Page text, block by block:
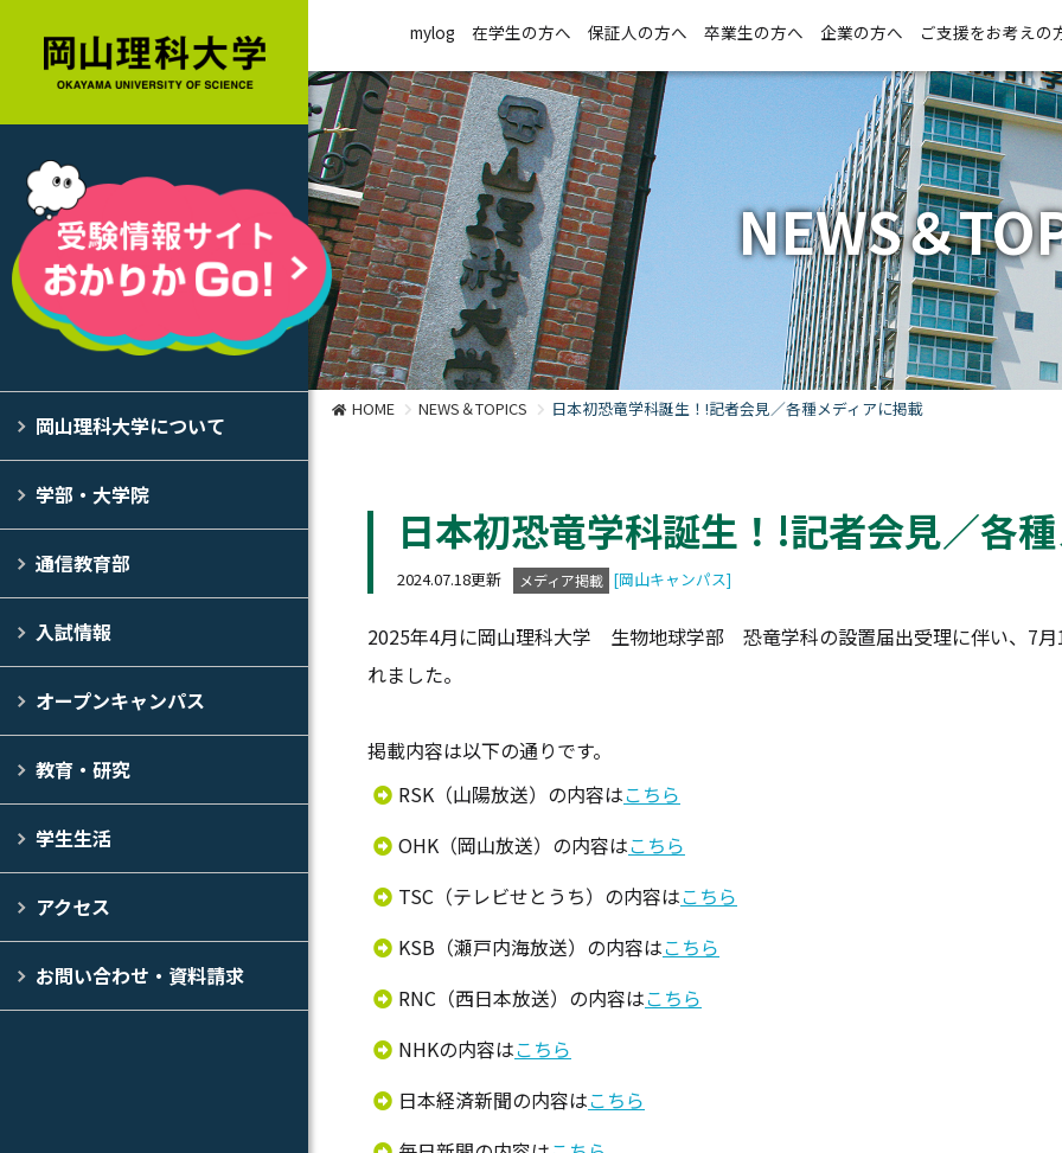
岡山理科大学について
学部・大学院
通信教育部
入試情報
オープンキャンパス
教育・研究
学生生活
アクセス
お問い合わせ・資料請求
mylog 在学生の方へ 保証人の方へ 卒業生の方へ 企業の方へ ご支援をお考えの
NEWS＆
HOME NEWS＆TOPICS 日本初恐竜学科誕生！!記者会見／各種メディアに掲載
日本初恐竜学科誕生！!記者会見／各
2024.07.18更新 メディア掲載 [岡山キャンパス]
2025年4月に岡山理科大学 生物地球学部 恐竜学科の設置届出受理に伴い、7
れました。
掲載内容は以下の通りです。
RSK（山陽放送）の内容はこちら
OHK（岡山放送）の内容はこちら
TSC（テレビせとうち）の内容はこちら
KSB（瀬戸内海放送）の内容はこちら
RNC（西日本放送）の内容はこちら
NHKの内容はこちら
日本経済新聞の内容はこちら